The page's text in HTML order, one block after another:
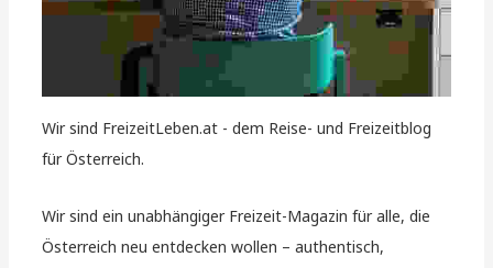
Wir sind FreizeitLeben.at - dem Reise- und Freizeitblog
für Österreich.
Wir sind ein unabhängiger Freizeit-Magazin für alle, die
Österreich neu entdecken wollen – authentisch,